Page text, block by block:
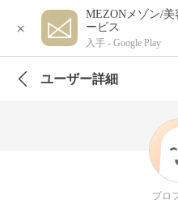
×
MEZONメゾン/
ービス
入手 - Google Play
ユーザー詳細
プロ